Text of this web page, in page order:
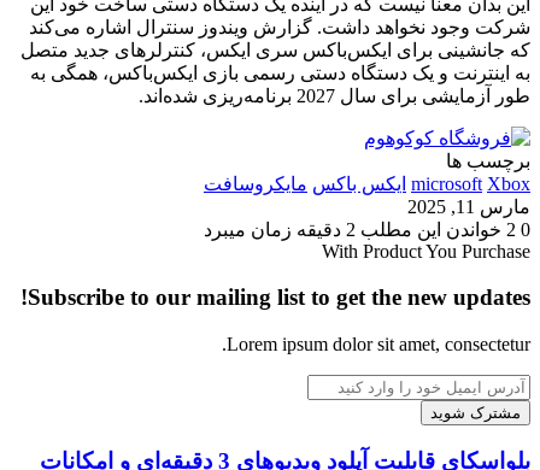
شرکت وجود نخواهد داشت. گزارش ویندوز سنترال اشاره می‌کند
که جانشینی برای ایکس‌باکس سری ایکس، کنترلرهای جدید متصل
به اینترنت و یک دستگاه دستی رسمی بازی ایکس‌باکس، همگی به
طور آزمایشی برای سال 2027 برنامه‌ریزی شده‌اند.
برچسب ها
microsoft Xbox ایکس باکس مایکروسافت
مارس 11, 2025
0
خواندن این مطلب 2 دقیقه زمان میبرد
With Product You Purchase
Subscribe to our mailing list to get the new updates!
Lorem ipsum dolor sit amet, consectetur.
آدرس
ایمیل
خود
را
بلواسکای
بلواسکای قابلیت آپلود ویدیوهای 3 دقیقه‌ای و امکانات